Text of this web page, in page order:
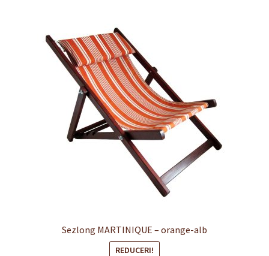
Politică de Confidențialitate cu privire la prelucrarea
datelor cu caracter personal
Politica de cookie-uri
Politica de rambursari si returnari
Sezlong MARTINIQUE – orange-alb
REDUCERI!